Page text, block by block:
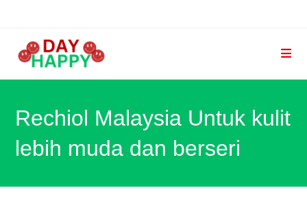
Rechiol Malaysia Untuk kulit
lebih muda dan berseri